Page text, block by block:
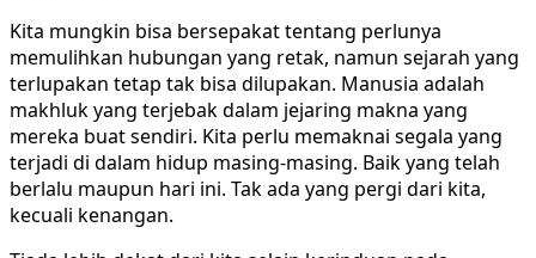
Kita mungkin bisa bersepakat tentang perlunya
memulihkan hubungan yang retak, namun sejarah yang
terlupakan tetap tak bisa dilupakan. Manusia adalah
makhluk yang terjebak dalam jejaring makna yang
mereka buat sendiri. Kita perlu memaknai segala yang
terjadi di dalam hidup masing-masing. Baik yang telah
berlalu maupun hari ini. Tak ada yang pergi dari kita,
kecuali kenangan.